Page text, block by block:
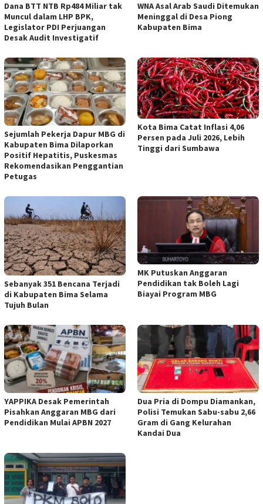
Dana BTT NTB Rp484 Miliar tak
Muncul dalam LHP BPK,
Legislator PDI Perjuangan
Desak Audit Investigatif
WNA Asal Arab Saudi Ditemukan
Meninggal di Desa Piong
Kabupaten Bima
Sejumlah Pekerja Dapur MBG di
Kabupaten Bima Dilaporkan
Positif Hepatitis, Puskesmas
Rekomendasikan Penggantian
Petugas
Kota Bima Catat Inflasi 4,06
Persen pada Juli 2026, Lebih
Tinggi dari Sumbawa
Sebanyak 351 Bencana Terjadi
di Kabupaten Bima Selama
Tujuh Bulan
MK Putuskan Anggaran
Pendidikan tak Boleh Lagi
Biayai Program MBG
YAPPIKA Desak Pemerintah
Pisahkan Anggaran MBG dari
Pendidikan Mulai APBN 2027
Dua Pria di Dompu Diamankan,
Polisi Temukan Sabu-sabu 2,66
Gram di Gang Kelurahan
Kandai Dua